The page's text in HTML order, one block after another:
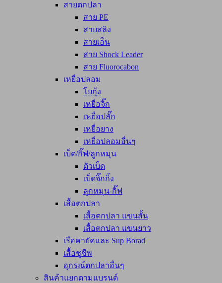
สายตกปลา
สาย PE
สายสลิง
สายเอ็น
สาย Shock Leader
สาย Fluorocabon
เหยื่อปลอม
โยกุ้ง
เหยื่อจิ๊ก
เหยื่อปลั๊ก
เหยื่อยาง
เหยื่อปลอมอื่นๆ
เบ็ด/กิ๊ฟ/ลูกหมุน
ตัวเบ็ด
เบ็ดจิ๊กกิ้ง
ลูกหมุน-กิ๊ฟ
เสื้อตกปลา
เสื้อตกปลา แขนสั้น
เสื้อตกปลา แขนยาว
เรือคายัคและ Sup Borad
เสื้อชูชีพ
อุกรณ์ตกปลาอื่นๆ
สินค้าแยกตามแบรนด์